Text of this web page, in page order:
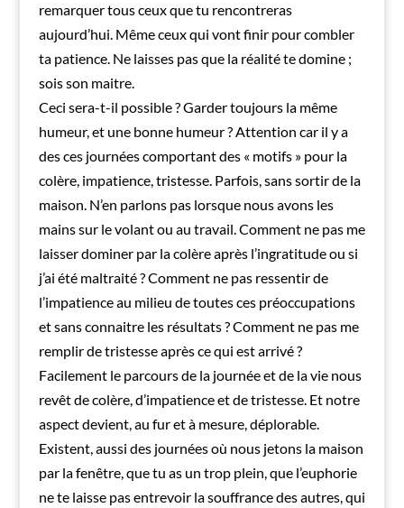
remarquer tous ceux que tu rencontreras
aujourd’hui. Même ceux qui vont finir pour combler
ta patience. Ne laisses pas que la réalité te domine ;
sois son maitre.
Ceci sera-t-il possible ? Garder toujours la même
humeur, et une bonne humeur ? Attention car il y a
des ces journées comportant des « motifs » pour la
colère, impatience, tristesse. Parfois, sans sortir de la
maison. N’en parlons pas lorsque nous avons les
mains sur le volant ou au travail. Comment ne pas me
laisser dominer par la colère après l’ingratitude ou si
j’ai été maltraité ? Comment ne pas ressentir de
l’impatience au milieu de toutes ces préoccupations
et sans connaitre les résultats ? Comment ne pas me
remplir de tristesse après ce qui est arrivé ?
Facilement le parcours de la journée et de la vie nous
revêt de colère, d’impatience et de tristesse. Et notre
aspect devient, au fur et à mesure, déplorable.
Existent, aussi des journées où nous jetons la maison
par la fenêtre, que tu as un trop plein, que l’euphorie
ne te laisse pas entrevoir la souffrance des autres, qui